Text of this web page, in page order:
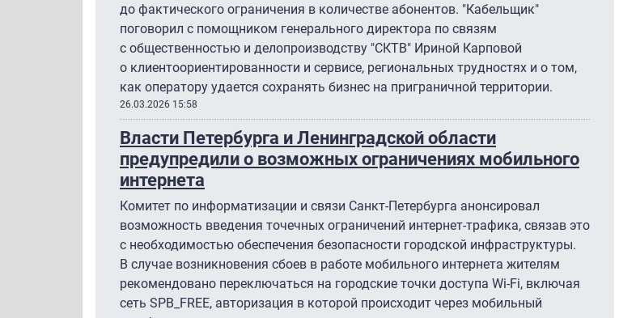
до фактического ограничения в количестве абонентов. "Кабельщик"
поговорил с помощником генерального директора по связям
с общественностью и делопроизводству "СКТВ" Ириной Карповой
о клиентоориентированности и сервисе, региональных трудностях и о том,
как оператору удается сохранять бизнес на приграничной территории.
26.03.2026 15:58
Власти Петербурга и Ленинградской области
предупредили о возможных ограничениях мобильного
интернета
Комитет по информатизации и связи Санкт-Петербурга анонсировал
возможность введения точечных ограничений интернет-трафика, связав это
с необходимостью обеспечения безопасности городской инфраструктуры.
В случае возникновения сбоев в работе мобильного интернета жителям
рекомендовано переключаться на городские точки доступа Wi-Fi, включая
сеть SPB_FREE, авторизация в которой происходит через мобильный